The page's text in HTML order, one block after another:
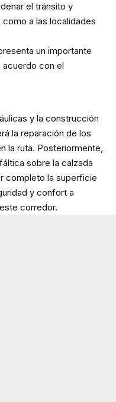
el tránsito y
a las localidades
un importante
acuerdo con el
y la construcción
la reparación de los
la ruta. Posteriormente,
sobre la calzada
completo la superficie
y confort a
corredor.